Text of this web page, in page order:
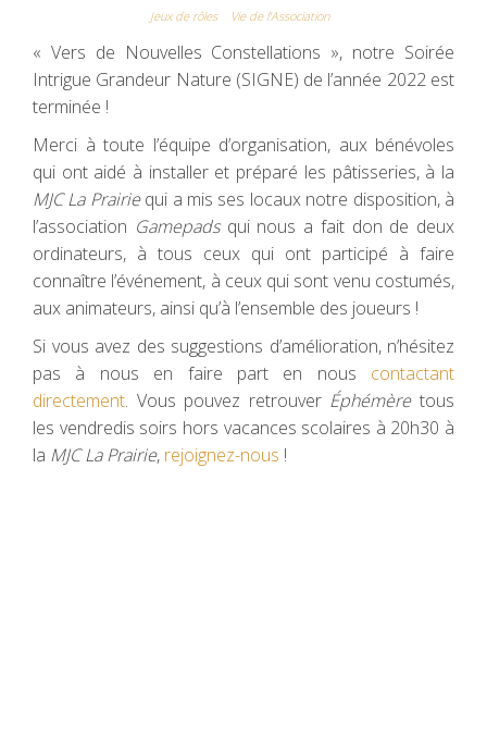
Jeux de rôles Vie de l'Association
« Vers de Nouvelles Constellations », notre Soirée
Intrigue Grandeur Nature (SIGNE) de l’année 2022 est
terminée !
Merci à toute l’équipe d’organisation, aux bénévoles
qui ont aidé à installer et préparé les pâtisseries, à la
MJC La Prairiequi a mis ses locaux notre disposition, à
l’association Gamepadsqui nous a fait don de deux
ordinateurs, à tous ceux qui ont participé à faire
connaître l’événement, à ceux qui sont venu costumés,
aux animateurs, ainsi qu’à l’ensemble des joueurs !
Si vous avez des suggestions d’amélioration, n’hésitez
pas à nous en faire part en nous contactant
directement. Vous pouvez retrouver Éphémèretous
les vendredis soirs hors vacances scolaires à 20h30 à
la MJC La Prairie, rejoignez-nous !